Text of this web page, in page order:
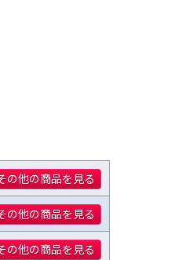
の他の商品を見る
の他の商品を見る
の他の商品を見る